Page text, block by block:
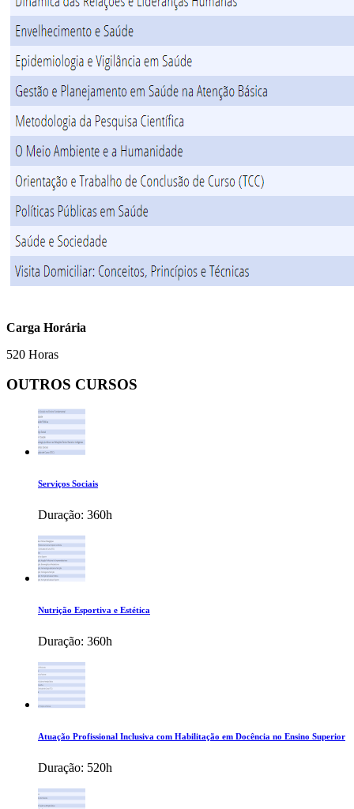
Carga Horária
520 Horas
OUTROS CURSOS
Serviços Sociais
Duração: 360h
Nutrição Esportiva e Estética
Duração: 360h
Atuação Profissional Inclusiva com Habilitação em Docência no Ensino Superior
Duração: 520h